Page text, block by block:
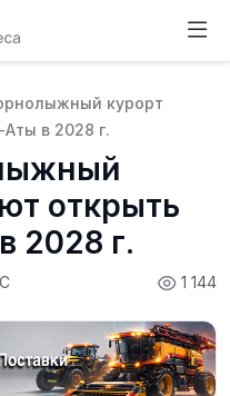
курорт
в 2028 г.
открыть
2028 г.
1 144